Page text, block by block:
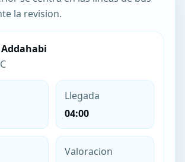
la revision.
Llegada
04:00
Valoracion